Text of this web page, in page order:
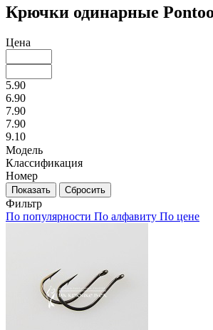
Крючки одинарные
Цена
5.90
6.90
7.90
7.90
9.10
Модель
Классификация
Номер
Фильтр
По популярности По алфавиту По цене